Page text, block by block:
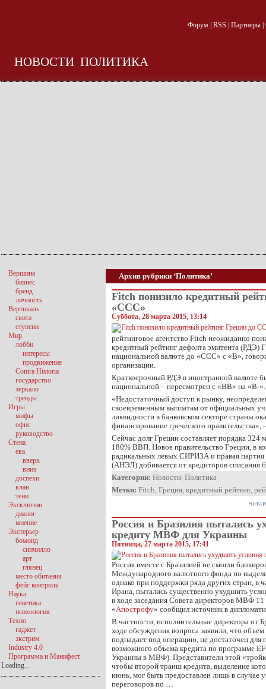
Форум| RSS Партнеры|
НОВОСТИ ПОЛИТИКА
Архив рубрики ‘Политика’
Fitch понизило кредитный
«CCC»
Суббота, 28 марта 2015, 13:14
рейтинговое агентство Fitch неожиданно
кредитный рейтинг дефолта эмитента (РДЭ)
национальной валюте до «CCC» с «B»,
организации.
Краткосрочный РДЭ в иностранной валюте
национальной – пересмотрен с «BB» на «B-«.
«Недостаточный доступ к рынку,
своевременным выплатам от официальных
ликвидности в банковском секторе страны
финансирование греческого
Сейчас долг Греции составляет порядка 324
180% ВВП. Новое правительство Греции, в
радикальных левых СИРИЗА и правая партия
(АНЭЛ) добивается от кредиторов списания
Категории: Новости| Политика
Метки: Fitch, Греция, кредитный рейтинг,
Россия и Бразилия пытались
кредиту МВФ для Украины
Пятница, 27 марта 2015, 17:41
Россия вместе с Бразилией не смогли
Международного валютного фонда по
однако при поддержки ряда других стран, в
Ирана, пытались существенно ухудшить
в ходе заседания Совета директоров МВФ
«Апострофу» сообщил источник в
В частности, исполнительные директора от
ходе обсуждения вопроса заявили, что
подпадает под операцию, не достаточен для
возможного объема кредита по программе
Украины в МВФ). Представители этой
чтобы второй транш кредита, выделение
июнь, мог быть предоставлен лишь в случае
переговоров по …
Вершина
бизнес
бренд
личность
Вертикаль
свита
ступени
Мир
лобби
интересы
продвижение
Contra Historia
государство
зеркало
тренды
Игры
мифы
офис
руководство
Стена
ева
вверх
вниз
доспехи
клан
тени
Эксклюзив
диалог
мнение
Экстерьер
бомонд
синчилло
арт
глянец
место обитания
фейс контроль
Наука
генетика
психология
Техно
гаджет
экстрим
Industry 4.0
Программа и Манифест
Loading...